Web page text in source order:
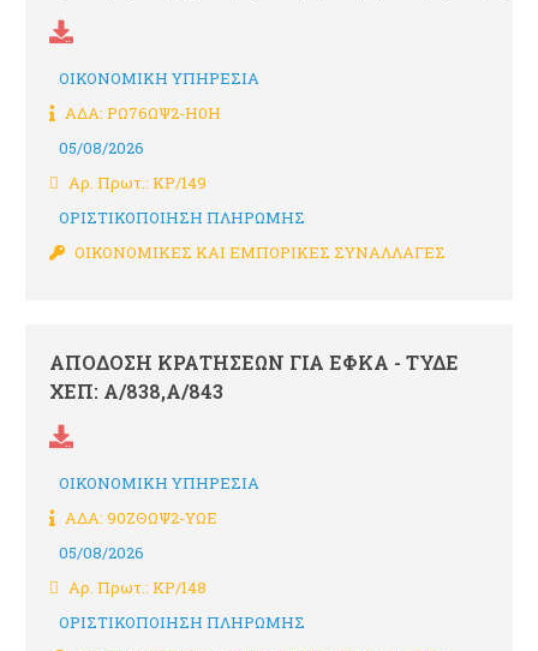
ΟΙΚΟΝΟΜΙΚΗ ΥΠΗΡΕΣΙΑ
ΑΔΑ: ΡΩ76ΩΨ2-Η0Η
05/08/2026
Αρ. Πρωτ.: ΚΡ/149
ΟΡΙΣΤΙΚΟΠΟΙΗΣΗ ΠΛΗΡΩΜΗΣ
ΟΙΚΟΝΟΜΙΚΕΣ ΚΑΙ ΕΜΠΟΡΙΚΕΣ ΣΥΝΑΛΛΑΓΕΣ
ΑΠΟΔΟΣΗ ΚΡΑΤΗΣΕΩΝ ΓΙΑ ΕΦΚΑ - ΤΥΔΕ
ΧΕΠ: Α/838,Α/843
ΟΙΚΟΝΟΜΙΚΗ ΥΠΗΡΕΣΙΑ
ΑΔΑ: 90ΖΘΩΨ2-ΥΩΕ
05/08/2026
Αρ. Πρωτ.: ΚΡ/148
ΟΡΙΣΤΙΚΟΠΟΙΗΣΗ ΠΛΗΡΩΜΗΣ